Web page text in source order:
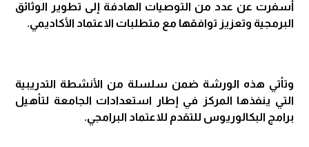
أسفرت عن عدد من التوصيات الهادفة إلى تطوير الوثائق
البرمجية وتعزيز توافقها مع متطلبات الاعتماد الأكاديمي.
وتأتي هذه الورشة ضمن سلسلة من الأنشطة التدريبية
التي ينفذها المركز في إطار استعدادات الجامعة لتأهيل
برامج البكالوريوس للتقدم للاعتماد البرامجي.